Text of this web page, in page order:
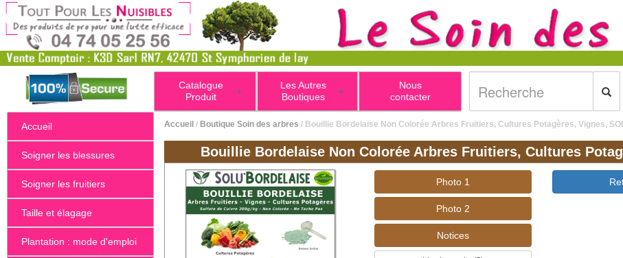
+
Catalogue
Produit
+
Les Autres
Boutiques
Nous
contacter
Accueil
Soigner les blessures
Soigner les fruitiers
Taille et élagage
Plantation : mode d'emploi
Accueil / Boutique Soin des arbres / Bouillie Bordelaise Non Colorée Arbres Fruitiers, Cultures Potagères, Vignes,
Bouillie Bordelaise Non Colorée Arbres Fruitiers, Cultures
Photo 1
Photo 2
Notices